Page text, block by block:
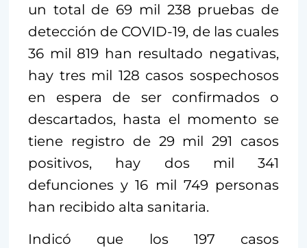
un total de 69 mil 238 pruebas de
detección de COVID-19, de las cuales
36 mil 819 han resultado negativas,
hay tres mil 128 casos sospechosos
en espera de ser confirmados o
descartados, hasta el momento se
tiene registro de 29 mil 291 casos
positivos, hay dos mil 341
defunciones y 16 mil 749 personas
han recibido alta sanitaria.
Indicó que los 197 casos